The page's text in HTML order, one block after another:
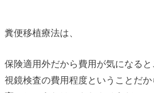
糞便移植療法は、
保険適用外だから費用が気になる
視鏡検査の費用程度ということだ